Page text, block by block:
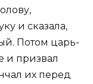
и сказала,
Потом царь-
и призвал
их перед